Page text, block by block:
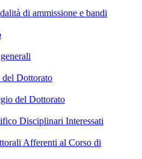
di ammissione e bandi
del Dottorato
del Dottorato
Disciplinari Interessati
Afferenti al Corso di